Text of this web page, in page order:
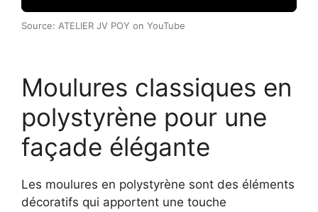
Source: ATELIER JV POY on YouTube
Moulures classiques en
polystyrène pour une
façade élégante
Les moulures en polystyrène sont des éléments
décoratifs qui apportent une touche